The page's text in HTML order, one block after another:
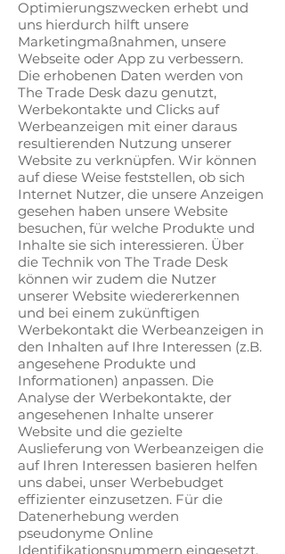
Optimierungszwecken erhebt und
uns hierdurch hilft unsere
Marketingmaßnahmen, unsere
Webseite oder App zu verbessern.
Die erhobenen Daten werden von
The Trade Desk dazu genutzt,
Werbekontakte und Clicks auf
Werbeanzeigen mit einer daraus
resultierenden Nutzung unserer
Website zu verknüpfen. Wir können
auf diese Weise feststellen, ob sich
Internet Nutzer, die unsere Anzeigen
gesehen haben unsere Website
besuchen, für welche Produkte und
Inhalte sie sich interessieren. Über
die Technik von The Trade Desk
können wir zudem die Nutzer
unserer Website wiedererkennen
und bei einem zukünftigen
Werbekontakt die Werbeanzeigen in
den Inhalten auf Ihre Interessen (z.B.
angesehene Produkte und
Informationen) anpassen. Die
Analyse der Werbekontakte, der
angesehenen Inhalte unserer
Website und die gezielte
Auslieferung von Werbeanzeigen die
auf Ihren Interessen basieren helfen
uns dabei, unser Werbebudget
effizienter einzusetzen. Für die
Datenerhebung werden
pseudonyme Online
Identifikationsnummern eingesetzt.